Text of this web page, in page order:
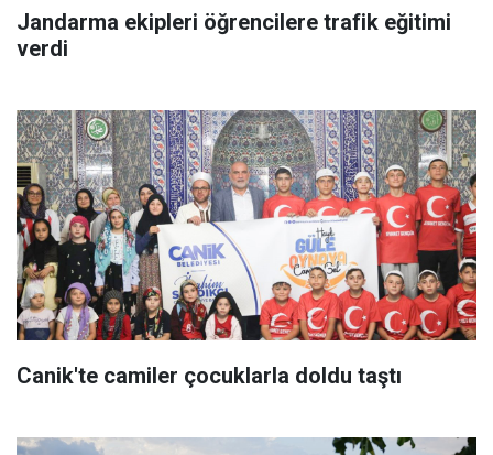
Jandarma ekipleri öğrencilere trafik eğitimi
verdi
Canik'te camiler çocuklarla doldu taştı